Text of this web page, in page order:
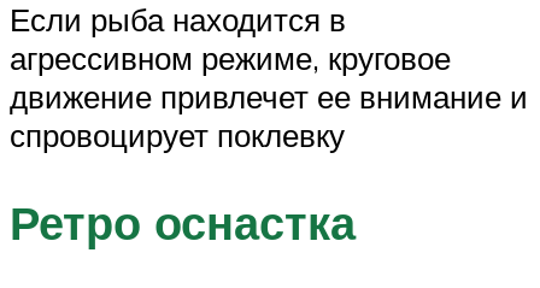
Если рыба находится в
агрессивном режиме, круговое
движение привлечет ее внимание и
спровоцирует поклевку
Ретро оснастка